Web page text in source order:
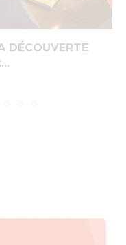
DÉCOUVERTE